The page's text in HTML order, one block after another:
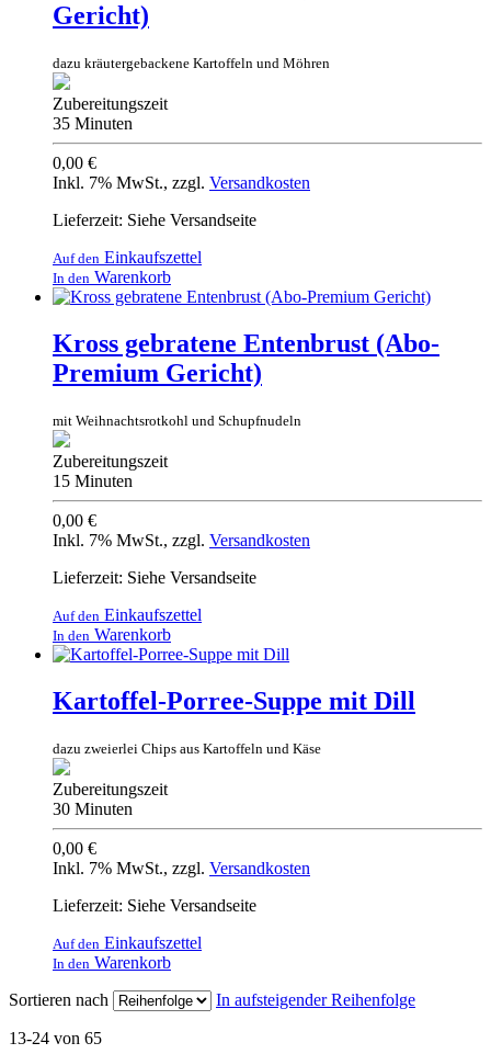
Gericht)
dazu kräutergebackene Kartoffeln und Möhren
Zubereitungszeit
35 Minuten
0,00 €
Inkl. 7% MwSt., zzgl. Versandkosten
Lieferzeit: Siehe Versandseite
Auf den Einkaufszettel
In den Warenkorb
Kross gebratene Entenbrust (Abo-
Premium Gericht)
mit Weihnachtsrotkohl und Schupfnudeln
Zubereitungszeit
15 Minuten
0,00 €
Inkl. 7% MwSt., zzgl. Versandkosten
Lieferzeit: Siehe Versandseite
Auf den Einkaufszettel
In den Warenkorb
Kartoffel-Porree-Suppe mit Dill
dazu zweierlei Chips aus Kartoffeln und Käse
Zubereitungszeit
30 Minuten
0,00 €
Inkl. 7% MwSt., zzgl. Versandkosten
Lieferzeit: Siehe Versandseite
Auf den Einkaufszettel
In den Warenkorb
Sortieren nach
In aufsteigender Reihenfolge
13-24 von 65